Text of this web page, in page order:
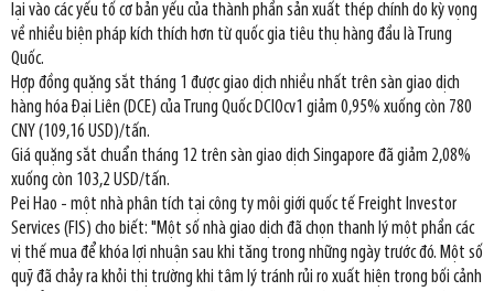
lại vào các yếu tố cơ bản yếu của thành phần sản xuất thép chính do kỳ vọng
về nhiều biện pháp kích thích hơn từ quốc gia tiêu thụ hàng đầu là Trung
Quốc.
Hợp đồng quặng sắt tháng 1 được giao dịch nhiều nhất trên sàn giao dịch
hàng hóa Đại Liên (DCE) của Trung Quốc DCIOcv1 giảm 0,95% xuống còn 780
CNY (109,16 USD)/tấn.
Giá quặng sắt chuẩn tháng 12 trên sàn giao dịch Singapore đã giảm 2,08%
xuống còn 103,2 USD/tấn.
Pei Hao - một nhà phân tích tại công ty môi giới quốc tế Freight Investor
Services (FIS) cho biết: "Một số nhà giao dịch đã chọn thanh lý một phần các
vị thế mua để khóa lợi nhuận sau khi tăng trong những ngày trước đó. Một số
quỹ đã chảy ra khỏi thị trường khi tâm lý tránh rủi ro xuất hiện trong bối cảnh